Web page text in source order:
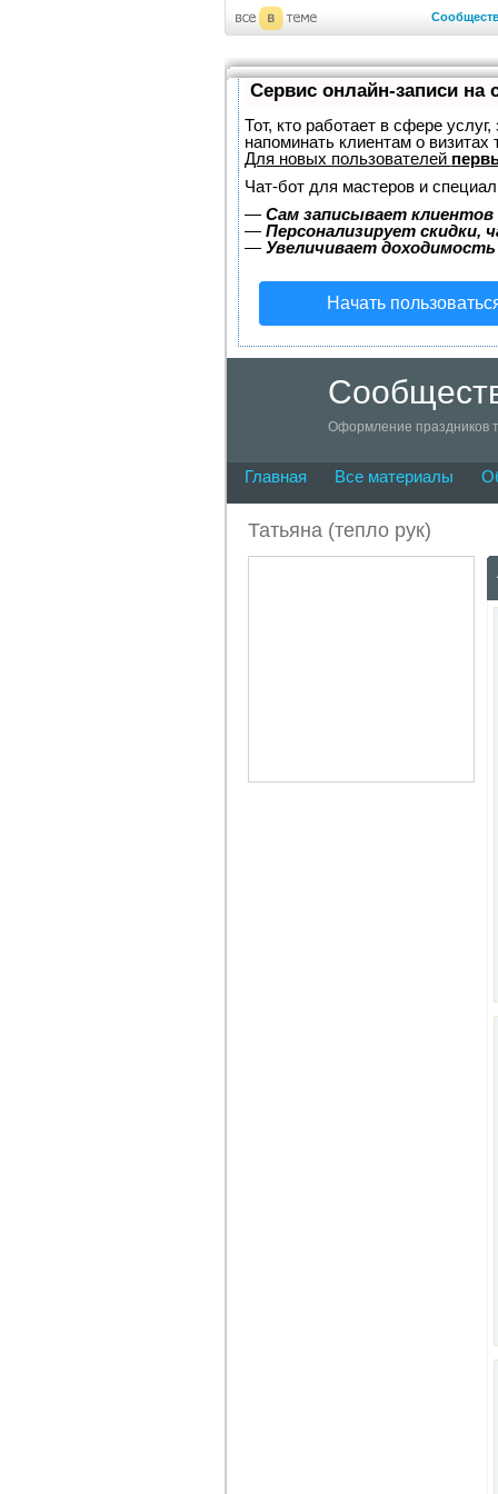
Сервис онлайн-записи на
Тот, кто работает в сфере
напоминать клиентам о
Для новых пользователей
Чат-бот для мастеров и
— Сам записывает
— Персонализирует скидки,
— Увеличивает
Начать
Оформление праздников
Главная Все материалы
Татьяна (тепло рук)